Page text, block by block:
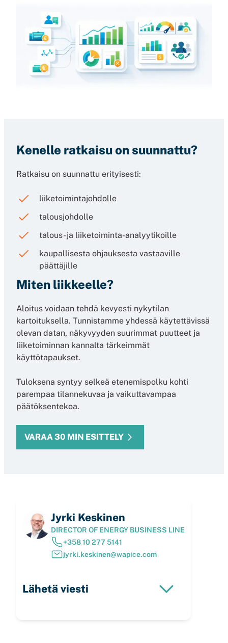
Kenelle ratkaisu on suunnattu?
Ratkaisu on suunnattu erityisesti:
liiketoimintajohdolle
talousjohdolle
talous- ja liiketoiminta-analyytikoille
kaupallisesta ohjauksesta vastaaville
päättäjille
Miten liikkeelle?
Aloitus voidaan tehdä kevyesti nykytilan
kartoituksella. Tunnistamme yhdessä käytettävissä
olevan datan, näkyvyyden suurimmat puutteet ja
liiketoiminnan kannalta tärkeimmät
käyttötapaukset.
Tuloksena syntyy selkeä etenemispolku kohti
parempaa tilannekuvaa ja vaikuttavampaa
päätöksentekoa.
VARAA 30 MIN ESITTELY
Jyrki Keskinen
DIRECTOR OF ENERGY BUSINESS LINE
+358 10 277 5141
jyrki.keskinen@wapice.com
Lähetä viesti